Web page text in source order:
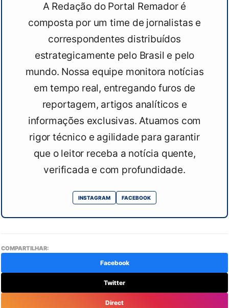
A Redação do Portal Remador é
composta por um time de jornalistas e
correspondentes distribuídos
estrategicamente pelo Brasil e pelo
mundo. Nossa equipe monitora notícias
em tempo real, entregando furos de
reportagem, artigos analíticos e
informações exclusivas. Atuamos com
rigor técnico e agilidade para garantir
que o leitor receba a notícia quente,
verificada e com profundidade.
INSTAGRAM FACEBOOK
COMPARTILHAR:
Facebook
Twitter
Direct